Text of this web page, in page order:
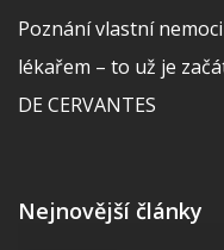
Poznání vlastní
lékařem – to už je
DE CERVANTES
Nejnovější články